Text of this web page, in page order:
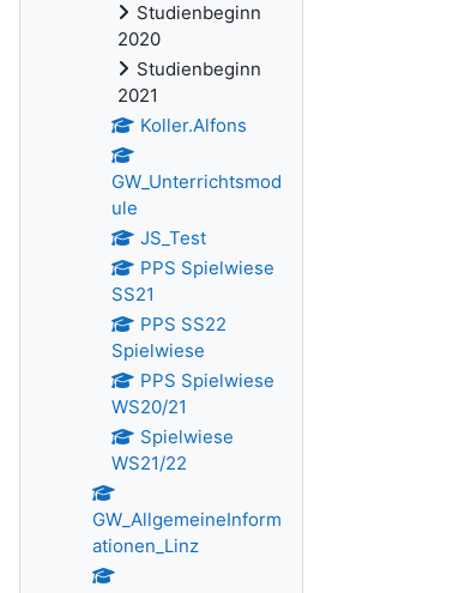
Studienbeginn
2020
Studienbeginn
2021
Koller.Alfons
GW_Unterrichtsmod
ule
JS_Test
PPS Spielwiese
SS21
PPS SS22
Spielwiese
PPS Spielwiese
WS20/21
Spielwiese
WS21/22
GW_AllgemeineInform
ationen_Linz